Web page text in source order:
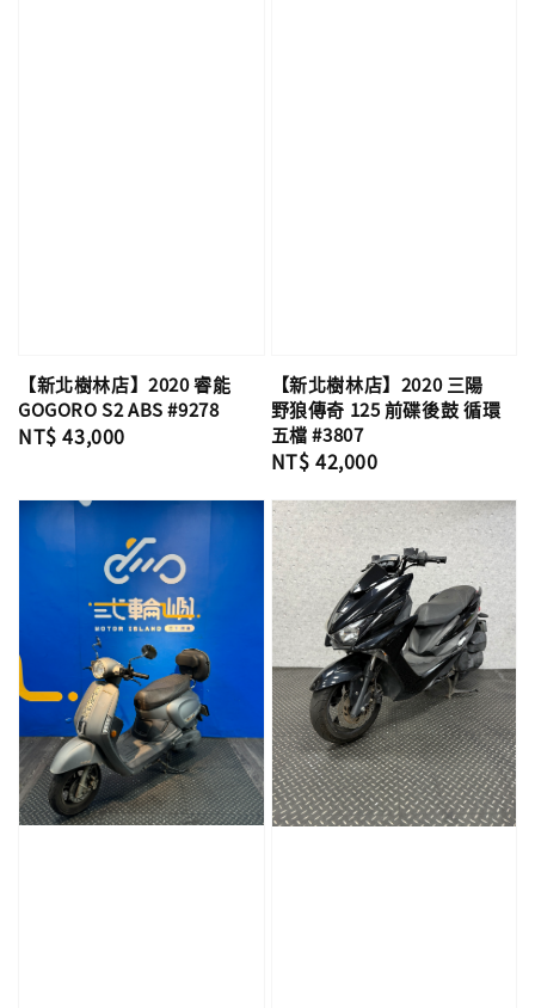
【新北樹林店】2020 睿能
GOGORO S2 ABS #9278
Regular
NT$ 43,000
【新北樹林店】2020 三陽
野狼傳奇 125 前碟後鼓 循環
五檔 #3807
Regular
NT$ 42,000